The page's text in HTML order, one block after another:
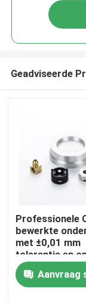
Thuis
Producten
Geadviseerde
Professionele
bewerkte
met ±0,01 mm
tolerantie en
gemaakte
Aanvraag